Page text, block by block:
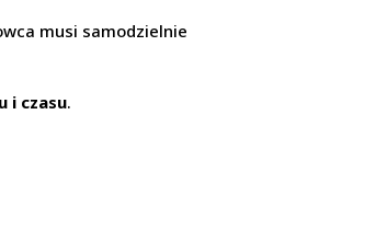
musi samodzielnie
i czasu.